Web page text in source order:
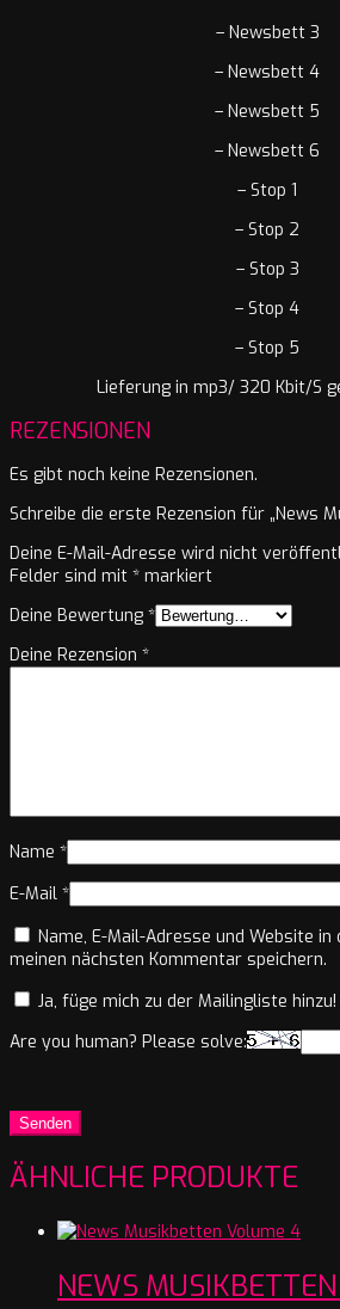
– Newsbett 3
– Newsbett 4
– Newsbett 5
– Newsbett 6
– Stop 1
– Stop 2
– Stop 3
– Stop 4
– Stop 5
Lieferung in mp3/ 320 Kbit/S
REZENSIONEN
Es gibt noch keine Rezensionen.
Schreibe die erste Rezension für „News
Deine E-Mail-Adresse wird nicht
Felder sind mit * markiert
Deine Bewertung *
Deine Rezension *
Name *
E-Mail *
Name, E-Mail-Adresse und Website
meinen nächsten Kommentar speichern.
Ja, füge mich zu der Mailingliste hinzu!
Are you human? Please solve:
ÄHNLICHE PRODUKTE
NEWS